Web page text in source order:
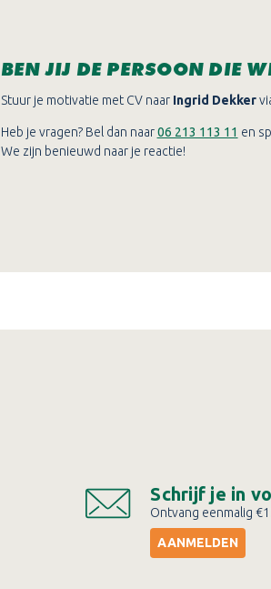
BEN JIJ DE PERSOON DIE
Stuur je motivatie met CV naar Ingrid Dekker
Heb je vragen? Bel dan naar06 213 113 11 en
We zijn benieuwd naar je reactie!
Schrijf je in
Ontvang eenmalig
AANMELDEN